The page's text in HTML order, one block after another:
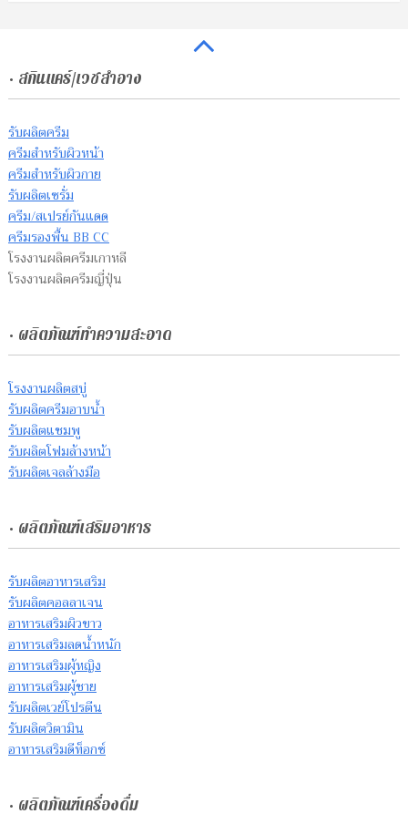
• สกินแคร์/เวชสำอาง
รับผลิตครีม
ครีมสำหรับผิวหน้า
ครีมสำหรับผิวกาย
รับผลิตเซรั่ม
ครีม/สเปรย์กันแดด
ครีมรองพื้น BB CC
โรงงานผลิตครีมเกาหลี
โรงงานผลิตครีมญี่ปุ่น
• ผลิตภัณฑ์ทำความสะอาด
โรงงานผลิตสบู่
รับผลิตครีมอาบน้ำ
รับผลิตแชมพู
รับผลิตโฟมล้างหน้า
รับผลิตเจลล้างมือ
• ผลิตภัณฑ์เสริมอาหาร
รับผลิตอาหารเสริม
รับผลิตคอลลาเจน
อาหารเสริมผิวขาว
อาหารเสริมลดน้ำหนัก
อาหารเสริมผู้หญิง
อาหารเสริมผู้ชาย
รับผลิตเวย์โปรตีน
รับผลิตวิตามิน
อาหารเสริมดีท็อกซ์
• ผลิตภัณฑ์เครื่องดื่ม